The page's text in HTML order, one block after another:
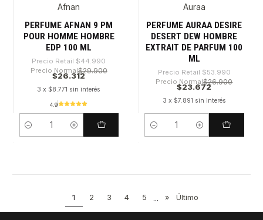
Afnan
PERFUME AFNAN 9 PM
POUR HOMME HOMBRE
EDP 100 ML
Precio Retail $44.990
Precio Normal$29.900
$26.312
3 x $8.771 sin interés
4.9
Cantidad
Auraa
PERFUME AURAA DESIRE
DESERT DEW HOMBRE
EXTRAIT DE PARFUM 100
ML
Precio Retail $53.990
Precio Normal$26.900
$23.672
3 x $7.891 sin interés
Cantidad
1 2 3 4 5 ... » Último